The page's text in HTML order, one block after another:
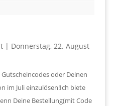
| Donnerstag, 22. August
oder Deinen
im Juli einzulösen!Ich biete
Deine Bestellung(mit Code